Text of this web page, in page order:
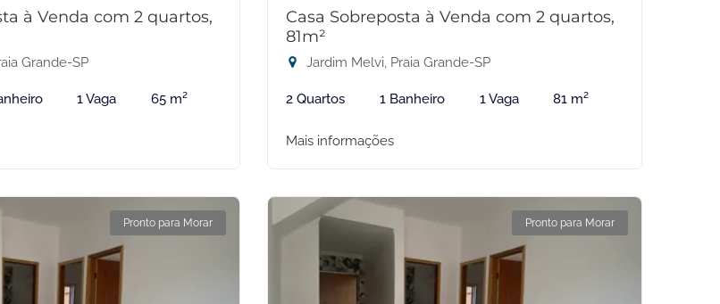
à Venda com 2 quartos,
Grande-SP
1 Vaga 65 m²
Casa Sobreposta à Venda com 2 quartos,
81m²
Jardim Melvi, Praia Grande-SP
2 Quartos 1 Banheiro 1 Vaga 81 m²
Mais informações
Pronto para Morar Pronto para Morar